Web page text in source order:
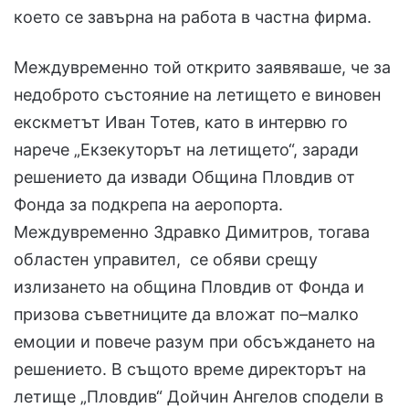
което се завърна на работа в частна фирма.
Междувременно той открито заявяваше, че за
недоброто състояние на летището е виновен
екскметът Иван Тотев, като в интервю го
нарече „Екзекуторът на летището“, заради
решението да извади Община Пловдив от
Фонда за подкрепа на аеропорта.
Междувременно Здравко Димитров, тогава
областен управител, се обяви срещу
излизането на община Пловдив от Фонда и
призова съветниците да вложат по–малко
емоции и повече разум при обсъждането на
решението. В същото време директорът на
летище „Пловдив“ Дойчин Ангелов сподели в